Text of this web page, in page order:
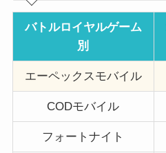
バトルロイヤルゲーム
別
エーペックスモバイル
CODモバイル
フォートナイト